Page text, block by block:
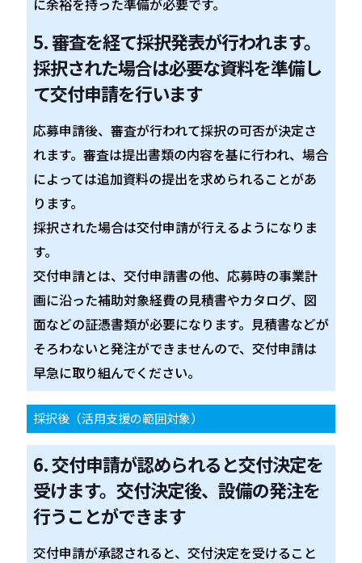
5. 審査を経て採択発表が行われます。
採択された場合は必要な資料を準備し
て交付申請を行います
応募申請後、審査が行われて採択の可否が決定さ
れます。審査は提出書類の内容を基に行われ、場合
によっては追加資料の提出を求められることがあ
ります。
採択された場合は交付申請が行えるようになりま
す。
交付申請とは、交付申請書の他、応募時の事業計
画に沿った補助対象経費の見積書やカタログ、図
面などの証憑書類が必要になります。見積書などが
そろわないと発注ができませんので、交付申請は
早急に取り組んでください。
採択後（活用支援の範囲対象）
6. 交付申請が認められると交付決定を
受けます。交付決定後、設備の発注を
行うことができます
交付申請が承認されると、交付決定を受けること